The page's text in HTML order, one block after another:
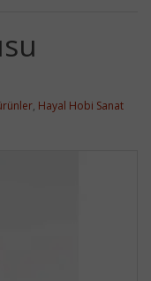
, Hayal Hobi Sanat